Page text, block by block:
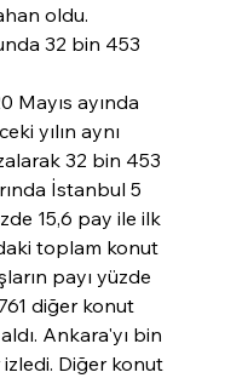
oldu.
32 bin 453
Mayıs ayında
yılın aynı
32 bin 453
İstanbul 5
15,6 pay ile ilk
toplam konut
payı yüzde
diğer konut
Ankara'yı bin
izledi. Diğer konut